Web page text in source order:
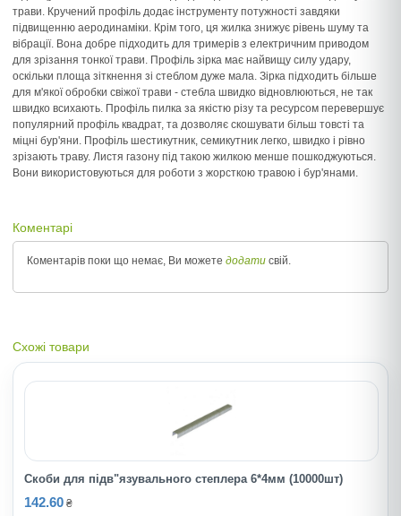
трави. Кручений профіль додає інструменту потужності завдяки
підвищенню аеродинаміки. Крім того, ця жилка знижує рівень шуму та
вібрації. Вона добре підходить для тримерів з електричним приводом
для зрізання тонкої трави. Профіль зірка має найвищу силу удару,
оскільки площа зіткнення зі стеблом дуже мала. Зірка підходить більше
для м'якої обробки свіжої трави - стебла швидко відновлюються, не так
швидко всихають. Профіль пилка за якістю різу та ресурсом перевершує
популярний профіль квадрат, та дозволяє скошувати більш товсті та
міцні бур'яни. Профіль шестикутник, семикутник легко, швидко і рівно
зрізають траву. Листя газону під такою жилкою менше пошкоджуються.
Вони використовуються для роботи з жорсткою травою і бур'янами.
Коментарі
Коментарів поки що немає, Ви можете додати свій.
Схожі товари
Скоби для пiдв"язувального степлера 6*4мм (10000шт)
142.60 ₴